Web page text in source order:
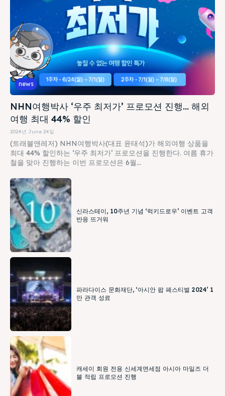
news
NHN여행박사 ‘우주 최저가’ 프로모션 진행… 해외
여행 최대 44% 할인
2024년 June 24일
(트래블앤레저) NHN여행박사(대표 윤태석)가 해외여행 상품을
최대 44% 할인하는 ‘우주 최저가’ 프로모션을 진행한다. 여름 휴가
철을 맞아 진행하는 이번 프로모션은 6월...
신라스테이, 10주년 기념 ‘럭키드로우’ 이벤트 고객
반응 뜨거워
파라다이스 문화재단, ‘아시안 팝 페스티벌 2024’ 1
만 관객 성료
캐세이 회원 전용 신세계면세점 아시아 마일즈 더
블 적립 프로모션 진행